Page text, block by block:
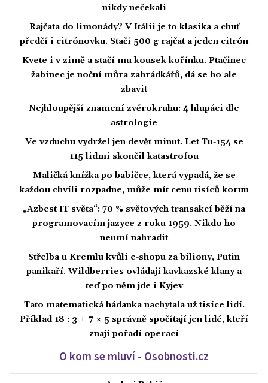
nikdy nečekali
Rajčata do limonády? V Itálii je to klasika a chuť
předčí i citrónovku. Stačí 500 g rajčat a jeden citrón
Kvete i v zimě a stačí mu kousek kořínku. Ptačinec
žabinec je noční můra zahrádkářů, dá se ho ale
zbavit
Nejhloupější znamení zvěrokruhu: 4 hlupáci dle
astrologie
Ve vzduchu vydržel jen devět minut. Let Tu-154 se
115 lidmi skončil katastrofou
Maličká knížka po babičce, která vypadá, že se
každou chvíli rozpadne, může mít cenu tisíců korun
„Azbest IT světa“: 70 % světových transakcí běží na
programovacím jazyce z roku 1959. Nikdo ho
neumí nahradit
Střelba u Kremlu kvůli e-shopu za biliony, Putin
panikaří. Wildberries ovládají kavkazské klany a
teď po něm jde i Kyjev
Tato matematická hádanka nachytala už tisíce lidí.
Příklad 18 : 3 + 7 × 5 správně spočítají jen lidé, kteří
znají pořadí operací
O kom se mluví - Osobnosti.cz